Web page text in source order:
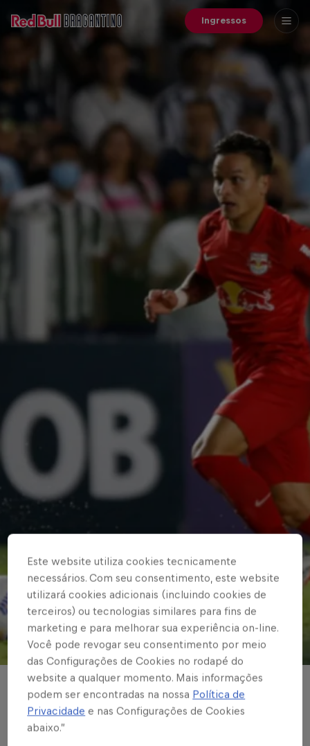
Ingressos
© Red Bull Bragantino
Pelo Brasileiro,
Red Bull Bragantino
Este website utiliza cookies tecnicamente
necessários. Com seu consentimento, este website
utilizará cookies adicionais (incluindo cookies de
terceiros) ou tecnologias similares para fins de
marketing e para melhorar sua experiência on-line.
Você pode revogar seu consentimento por meio
das Configurações de Cookies no rodapé do
website a qualquer momento. Mais informações
podem ser encontradas na nossa Política de
Privacidade e nas Configurações de Cookies
abaixo.”